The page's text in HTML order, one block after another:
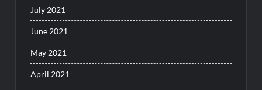
July 2021
June 2021
May 2021
April 2021